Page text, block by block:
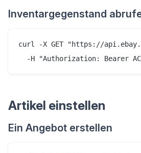
Inventargegenstand
curl -X GET "https://
Artikel einstellen
Ein Angebot erstellen